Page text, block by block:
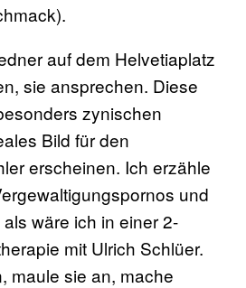
auf dem Helvetiaplatz
sie ansprechen. Diese
zynischen
Bild für den
erscheinen. Ich erzähle
und
wäre ich in einer 2-
mit Ulrich Schlüer.
maule sie an, mache